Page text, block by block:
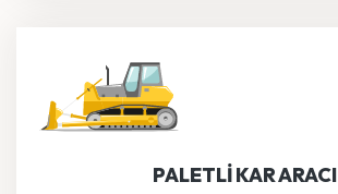
PALETLİ KAR ARACI